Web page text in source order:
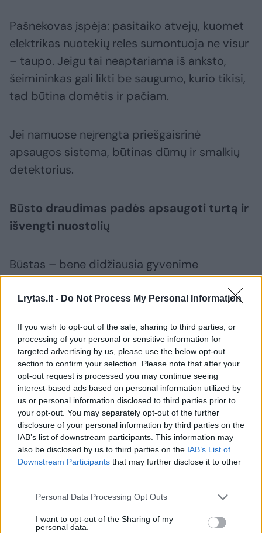
Lrytas.lt - Do Not Process My Personal Information
If you wish to opt-out of the sale, sharing to third parties, or
processing of your personal or sensitive information for
targeted advertising by us, please use the below opt-out
section to confirm your selection. Please note that after your
opt-out request is processed you may continue seeing
interest-based ads based on personal information utilized by
us or personal information disclosed to third parties prior to
your opt-out. You may separately opt-out of the further
disclosure of your personal information by third parties on the
IAB’s list of downstream participants. This information may
also be disclosed by us to third parties on the IAB’s List of
Downstream Participants that may further disclose it to other
Personal Data Processing Opt Outs
I want to opt-out of the Sharing of my
personal data.
Pašnekovas įspėja: pasitaiko atvejų, kuomet
elektrikas nuotekių reles sumontuoja ne visur
– taupo. Jeigu tai neaptariama iš anksto,
šeimininkas gali likti be saugumo, kurio tikisi,
tad būtina domėtis ir pačiam.
Jei namuose neįrengta priešgaisrinė
apsaugos sistema, būtinas dūmų ir smalkių
detektorius.
Būsto draudimas padės apsaugoti turtą ir
išvengti nuostolių
Būstas – bene didžiausia gyvenime
investicija, todėl labai svarbu pasirūpinti jo
saugumu, kad galėtumėte jaustis ramūs ir
universalia apsauga ir pagalba atsitikus
nemaloniam įvykiui gali tapti būsto
draudimas.
„If“ būsto draudimas apsaugo nuo netikėtų
nuostolių, įvykus nelaimei namuose, vagystės,
būsto bei daiktų apgadinimo, užpylimo ir kitų
atvejų. Jei nelaimė palies ir kaimynus, jiems
taip pat bus kompensuota žala, tik
įsitikinkite, ar ši draudimo apsaugos dalis
įtraukta į draudimo sutartį.